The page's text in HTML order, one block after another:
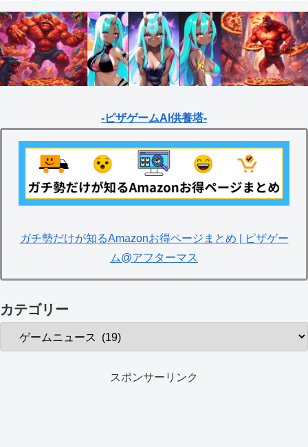
-ピザゲームAI供養塔-
ガチ勢だけが知るAmazonお得ページまとめ | ピザゲー
ム@アフターマス
カテゴリー
スポンサーリンク